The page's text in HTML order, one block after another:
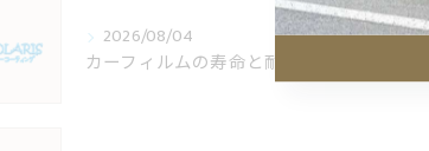
2026/08/04